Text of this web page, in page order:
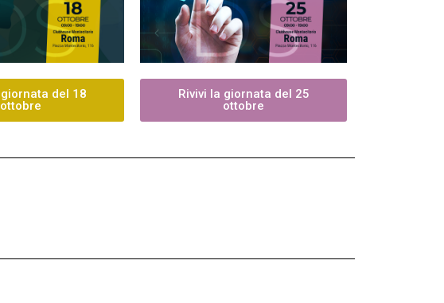
del 18
ottobre
Rivivi la giornata del 25
ottobre